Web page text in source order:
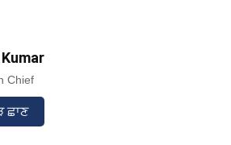
Chief
ਛਾਣ